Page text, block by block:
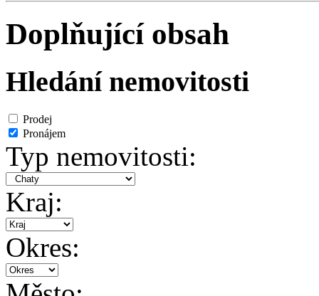
Doplňující obsah
Hledání nemovitosti
Prodej
Pronájem
Typ nemovitosti:
Kraj:
Okres: